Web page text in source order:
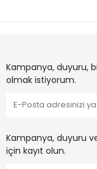
Kampanya, duyuru,
olmak istiyorum.
Kampanya, duyuru
için kayıt olun.